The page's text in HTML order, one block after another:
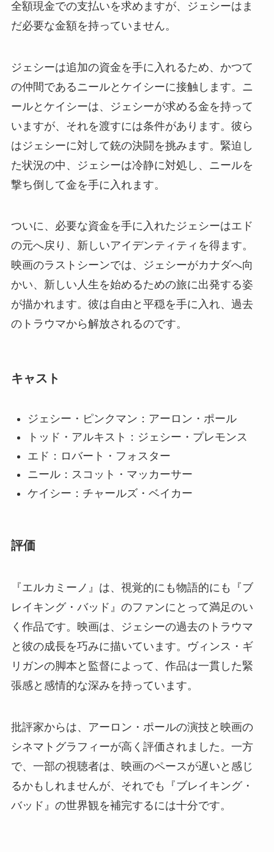
全額現金での支払いを求めますが、ジェシーはま
だ必要な金額を持っていません。
ジェシーは追加の資金を手に入れるため、かつて
の仲間であるニールとケイシーに接触します。ニ
ールとケイシーは、ジェシーが求める金を持って
いますが、それを渡すには条件があります。彼ら
はジェシーに対して銃の決闘を挑みます。緊迫し
た状況の中、ジェシーは冷静に対処し、ニールを
撃ち倒して金を手に入れます。
ついに、必要な資金を手に入れたジェシーはエド
の元へ戻り、新しいアイデンティティを得ます。
映画のラストシーンでは、ジェシーがカナダへ向
かい、新しい人生を始めるための旅に出発する姿
が描かれます。彼は自由と平穏を手に入れ、過去
のトラウマから解放されるのです。
キャスト
ジェシー・ピンクマン：アーロン・ポール
トッド・アルキスト：ジェシー・プレモンス
エド：ロバート・フォスター
ニール：スコット・マッカーサー
ケイシー：チャールズ・ベイカー
評価
『エルカミーノ』は、視覚的にも物語的にも『ブ
レイキング・バッド』のファンにとって満足のい
く作品です。映画は、ジェシーの過去のトラウマ
と彼の成長を巧みに描いています。ヴィンス・ギ
リガンの脚本と監督によって、作品は一貫した緊
張感と感情的な深みを持っています。
批評家からは、アーロン・ポールの演技と映画の
シネマトグラフィーが高く評価されました。一方
で、一部の視聴者は、映画のペースが遅いと感じ
るかもしれませんが、それでも『ブレイキング・
バッド』の世界観を補完するには十分です。